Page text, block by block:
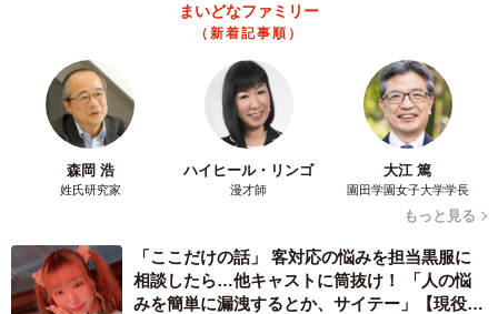
まいどなファミリー
（新着記事順）
森岡 浩
姓氏研究家
ハイヒール・リンゴ
漫才師
大江 篤
園田学園女子大学学長
もっと見る
「ここだけの話」 客対応の悩みを担当黒服に
相談したら…他キャストに筒抜け！ 「人の悩
みを簡単に漏洩するとか、サイテー」【現役キ